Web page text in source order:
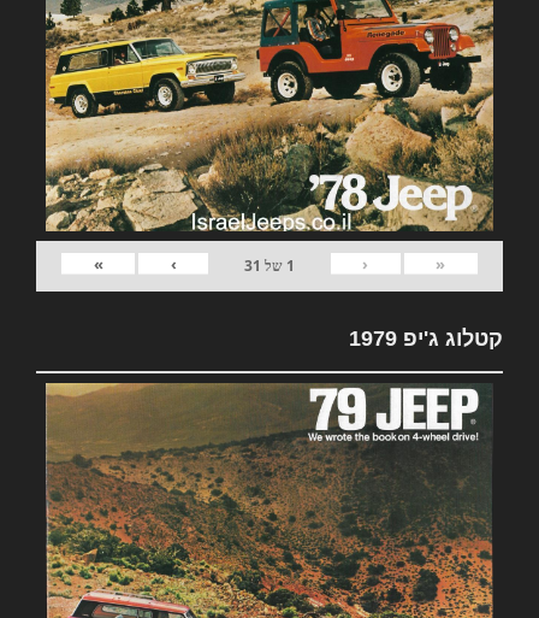
«
‹
1 של 31
›
»
קטלוג ג'יפ 1979